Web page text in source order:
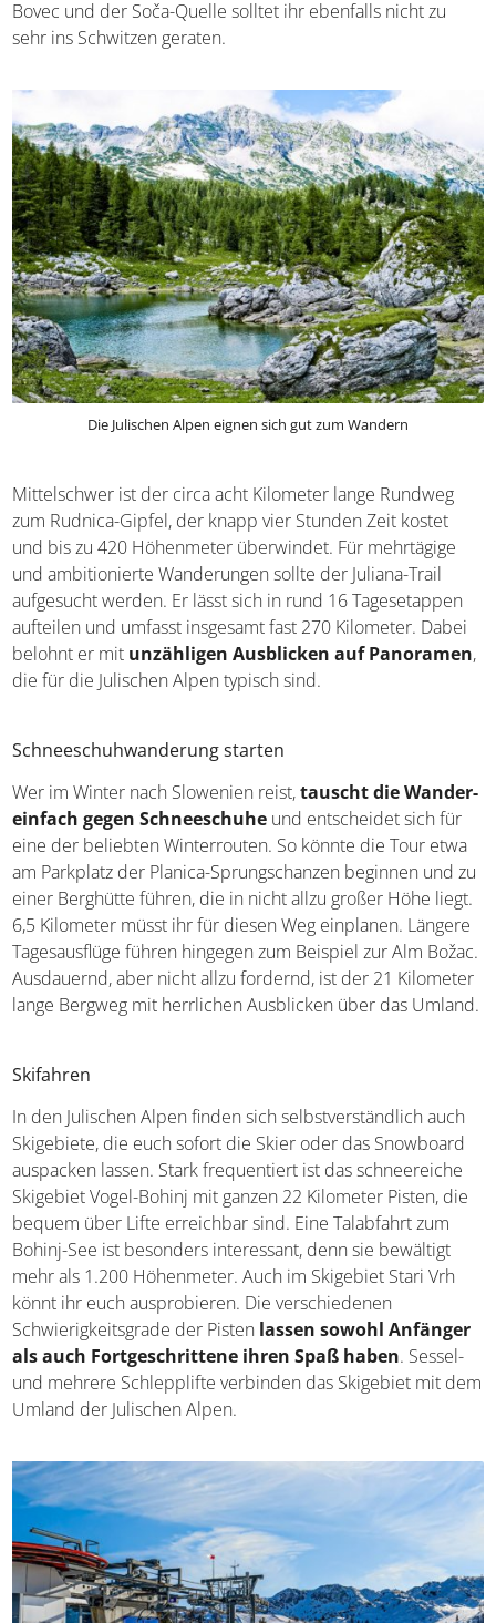
Bovec und der Soča-Quelle solltet ihr ebenfalls nicht zu
sehr ins Schwitzen geraten.
Die Julischen Alpen eignen sich gut zum Wandern
Mittelschwer ist der circa acht Kilometer lange Rundweg
zum Rudnica-Gipfel, der knapp vier Stunden Zeit kostet
und bis zu 420 Höhenmeter überwindet. Für mehrtägige
und ambitionierte Wanderungen sollte der Juliana-Trail
aufgesucht werden. Er lässt sich in rund 16 Tagesetappen
aufteilen und umfasst insgesamt fast 270 Kilometer. Dabei
belohnt er mit unzähligen Ausblicken auf Panoramen,
die für die Julischen Alpen typisch sind.
Schneeschuhwanderung starten
Wer im Winter nach Slowenien reist,tauscht die Wander-
einfach gegen Schneeschuhe und entscheidet sich für
eine der beliebten Winterrouten. So könnte die Tour etwa
am Parkplatz der Planica-Sprungschanzen beginnen und zu
einer Berghütte führen, die in nicht allzu großer Höhe liegt.
6,5 Kilometer müsst ihr für diesen Weg einplanen. Längere
Tagesausflüge führen hingegen zum Beispiel zur Alm Božac.
Ausdauernd, aber nicht allzu fordernd, ist der 21 Kilometer
lange Bergweg mit herrlichen Ausblicken über das Umland.
Skifahren
In den Julischen Alpen finden sich selbstverständlich auch
Skigebiete, die euch sofort die Skier oder das Snowboard
auspacken lassen. Stark frequentiert ist das schneereiche
Skigebiet Vogel-Bohinj mit ganzen 22 Kilometer Pisten, die
bequem über Lifte erreichbar sind. Eine Talabfahrt zum
Bohinj-See ist besonders interessant, denn sie bewältigt
mehr als 1.200 Höhenmeter. Auch im Skigebiet Stari Vrh
könnt ihr euch ausprobieren. Die verschiedenen
Schwierigkeitsgrade der Pisten lassen sowohl Anfänger
als auch Fortgeschrittene ihren Spaß haben. Sessel-
und mehrere Schlepplifte verbinden das Skigebiet mit dem
Umland der Julischen Alpen.